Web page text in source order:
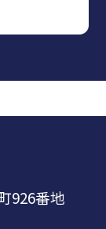
926番地